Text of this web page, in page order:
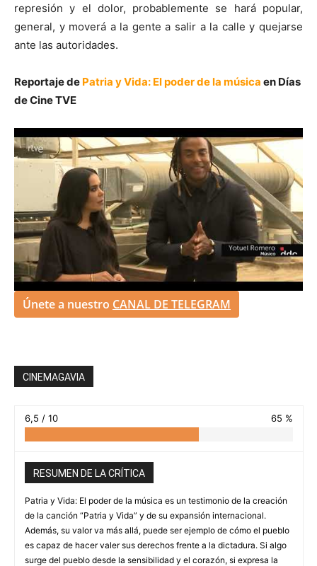
represión y el dolor, probablemente se hará popular,
general, y moverá a la gente a salir a la calle y quejarse
ante las autoridades.
Reportaje de Patria y Vida: El poder de la música en Días
de Cine TVE
Únete a nuestro CANAL DE TELEGRAM
CINEMAGAVIA
6,5 / 10 65 %
RESUMEN DE LA CRÍTICA
Patria y Vida: El poder de la música es un testimonio de la creación
de la canción “Patria y Vida” y de su expansión internacional.
Además, su valor va más allá, puede ser ejemplo de cómo el pueblo
es capaz de hacer valer sus derechos frente a la dictadura. Si algo
surge del pueblo desde la sensibilidad y el corazón, si expresa la